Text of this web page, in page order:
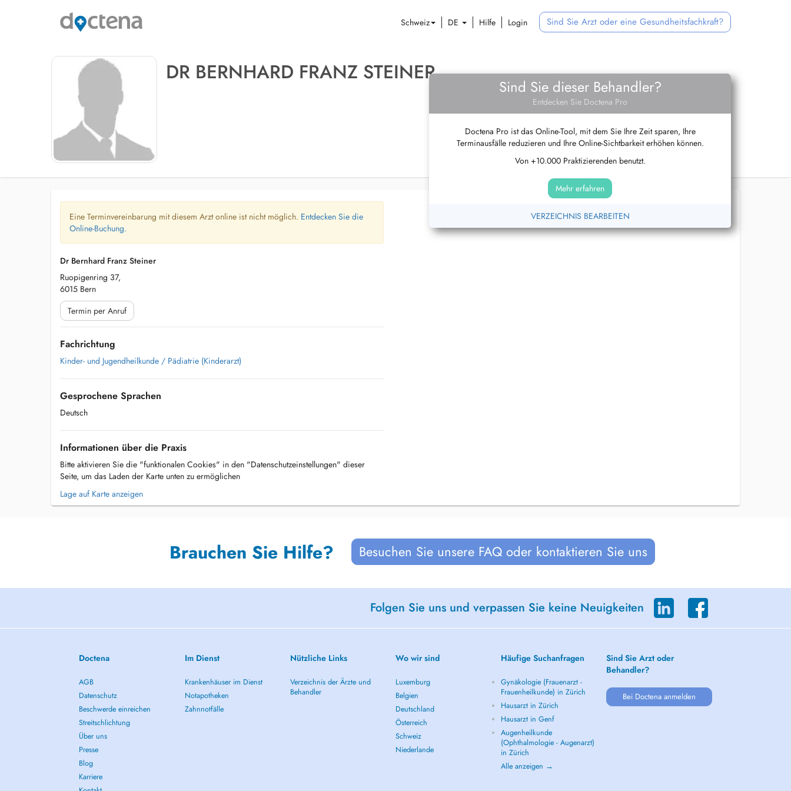
Schweiz DE Hilfe Login Sind Sie Arzt oder eine Gesundheitsfachkraft?
DR BERNHARD FRANZ STEINER
Sind Sie dieser Behandler?
Entdecken Sie Doctena Pro
Doctena Pro ist das Online-Tool, mit dem Sie Ihre Zeit sparen, Ihre
Terminausfälle reduzieren und Ihre Online-Sichtbarkeit erhöhen können.
Von +10.000 Praktizierenden benutzt.
Mehr erfahren
VERZEICHNIS BEARBEITEN
Eine Terminvereinbarung mit diesem Arzt online ist nicht möglich. Entdecken Sie die
Online-Buchung.
Dr Bernhard Franz Steiner
Ruopigenring 37,
6015 Bern
Termin per Anruf
Fachrichtung
Kinder- und Jugendheilkunde / Pädiatrie (Kinderarzt)
Gesprochene Sprachen
Deutsch
Informationen über die Praxis
Bitte aktivieren Sie die "funktionalen Cookies" in den "Datenschutzeinstellungen" dieser
Seite, um das Laden der Karte unten zu ermöglichen
Lage auf Karte anzeigen
Brauchen Sie Hilfe? Besuchen Sie unsere FAQ oder kontaktieren Sie uns
Folgen Sie uns und verpassen Sie keine Neuigkeiten
Doctena
AGB
Datenschutz
Beschwerde einreichen
Streitschlichtung
Über uns
Presse
Blog
Karriere
Im Dienst
Krankenhäuser im Dienst
Notapotheken
Zahnnotfälle
Nützliche Links
Verzeichnis der Ärzte und
Behandler
Wo wir sind
Luxemburg
Belgien
Deutschland
Österreich
Schweiz
Niederlande
Häufige Suchanfragen
Gynäkologie (Frauenarzt -
Frauenheilkunde) in Zürich
Hausarzt in Zürich
Hausarzt in Genf
Augenheilkunde
(Ophthalmologie - Augenarzt)
in Zürich
Alle anzeigen →
Sind Sie Arzt oder
Behandler?
Bei Doctena anmelden